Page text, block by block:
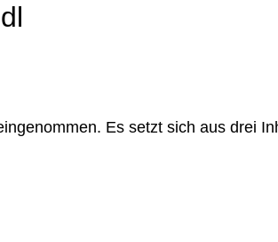
Es setzt sich aus drei